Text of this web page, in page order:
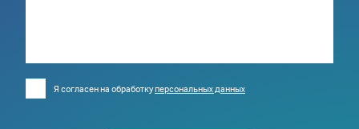
Я согласен на обработкуперсональных данных